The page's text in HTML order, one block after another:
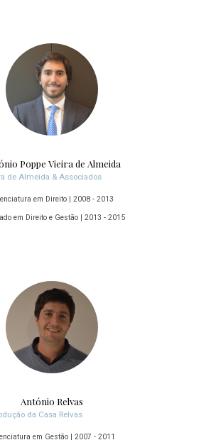
Poppe Vieira de Almeida
de Almeida & Associados
em Direito | 2008 - 2013
em Direito e Gestão | 2013 - 2015
António Relvas
da Casa Relvas
em Gestão | 2007 - 2011